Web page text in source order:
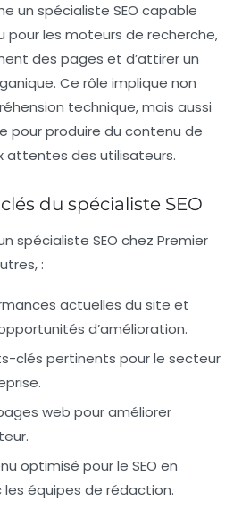
un spécialiste SEO capable
pour les moteurs de recherche,
des pages et d’attirer un
Ce rôle implique non
technique, mais aussi
pour produire du contenu de
attentes des utilisateurs.
du spécialiste SEO
spécialiste SEO chez Premier
:
actuelles du site et
d’amélioration.
clés pertinents pour le secteur
web pour améliorer
optimisé pour le SEO en
équipes de rédaction.